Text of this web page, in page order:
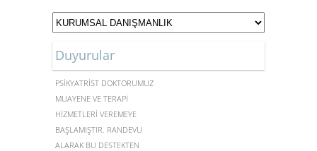
Duyurular
MERKEZİMİZDE UZMAN
PSİKYATRİST DOKTORUMUZ
MUAYENE VE TERAPİ
HİZMETLERİ VEREMEYE
BAŞLAMIŞTIR. RANDEVU
ALARAK BU DESTEKTEN